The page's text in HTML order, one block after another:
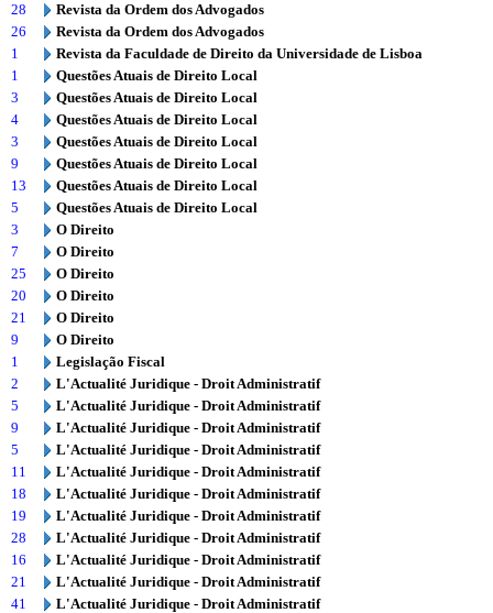
28
Revista da Ordem dos Advogados
26
Revista da Ordem dos Advogados
1
Revista da Faculdade de Direito da Universidade de Lisboa
1
Questões Atuais de Direito Local
3
Questões Atuais de Direito Local
4
Questões Atuais de Direito Local
3
Questões Atuais de Direito Local
9
Questões Atuais de Direito Local
13
Questões Atuais de Direito Local
5
Questões Atuais de Direito Local
3
O Direito
7
O Direito
25
O Direito
20
O Direito
21
O Direito
9
O Direito
1
Legislação Fiscal
2
L'Actualité Juridique - Droit Administratif
5
L'Actualité Juridique - Droit Administratif
9
L'Actualité Juridique - Droit Administratif
5
L'Actualité Juridique - Droit Administratif
11
L'Actualité Juridique - Droit Administratif
18
L'Actualité Juridique - Droit Administratif
19
L'Actualité Juridique - Droit Administratif
28
L'Actualité Juridique - Droit Administratif
16
L'Actualité Juridique - Droit Administratif
21
L'Actualité Juridique - Droit Administratif
41
L'Actualité Juridique - Droit Administratif